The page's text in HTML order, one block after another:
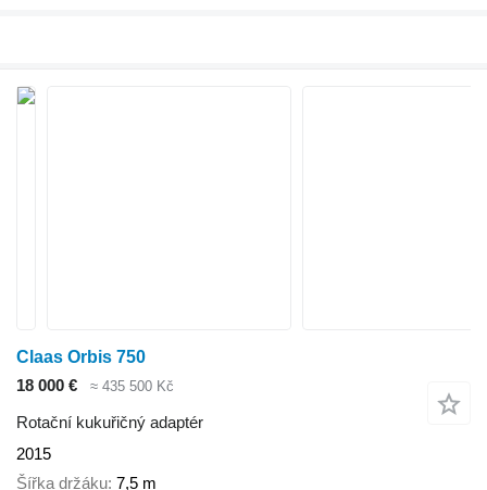
Claas Orbis 750
18 000 €
≈ 435 500 Kč
Rotační kukuřičný adaptér
2015
Šířka držáku 7,5 m